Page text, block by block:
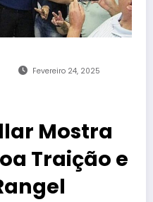
Fevereiro 24, 2025
Mostra
Traição e